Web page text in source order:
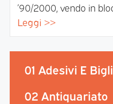
’90/2000, vendo in
Leggi >>
01 Adesivi E
02 Antiquariato